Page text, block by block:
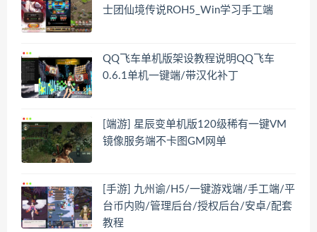
士团仙境传说ROH5_Win学习手工端
QQ飞车单机版架设教程说明QQ飞车
0.6.1单机一键端/带汉化补丁
[端游] 星辰变单机版120级稀有一键VM
镜像服务端不卡图GM网单
[手游] 九州谕/H5/一键游戏端/手工端/平
台币内购/管理后台/授权后台/安卓/配套
教程